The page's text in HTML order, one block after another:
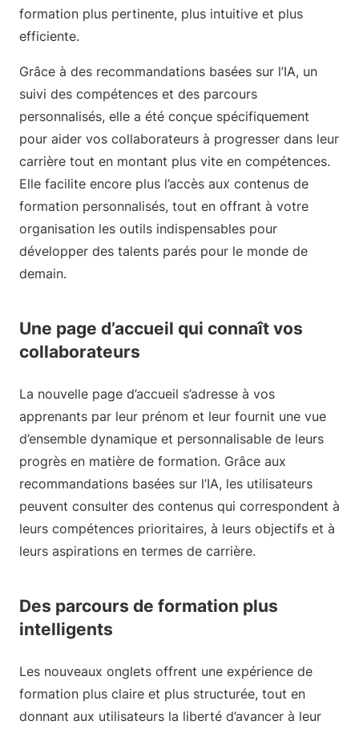
formation plus pertinente, plus intuitive et plus
efficiente.
Grâce à des recommandations basées sur l’IA, un
suivi des compétences et des parcours
personnalisés, elle a été conçue spécifiquement
pour aider vos collaborateurs à progresser dans leur
carrière tout en montant plus vite en compétences.
Elle facilite encore plus l’accès aux contenus de
formation personnalisés, tout en offrant à votre
organisation les outils indispensables pour
développer des talents parés pour le monde de
demain.
Une page d’accueil qui connaît vos
collaborateurs
La nouvelle page d’accueil s’adresse à vos
apprenants par leur prénom et leur fournit une vue
d’ensemble dynamique et personnalisable de leurs
progrès en matière de formation. Grâce aux
recommandations basées sur l’IA, les utilisateurs
peuvent consulter des contenus qui correspondent à
leurs compétences prioritaires, à leurs objectifs et à
leurs aspirations en termes de carrière.
Des parcours de formation plus
intelligents
Les nouveaux onglets offrent une expérience de
formation plus claire et plus structurée, tout en
donnant aux utilisateurs la liberté d’avancer à leur